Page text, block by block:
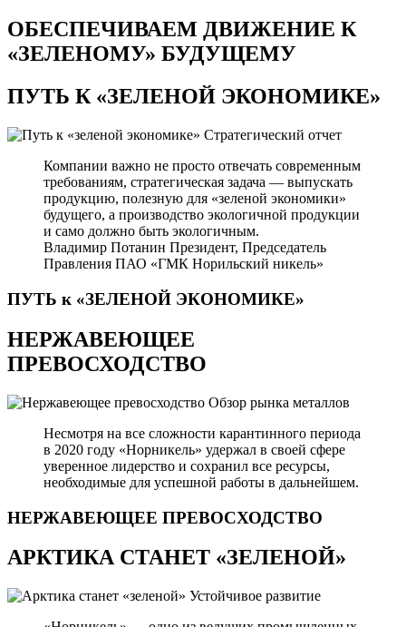
ОБЕСПЕЧИВАЕМ ДВИЖЕНИЕ К
«ЗЕЛЕНОМУ» БУДУЩЕМУ
ПУТЬ К«ЗЕЛЕНОЙ ЭКОНОМИКЕ»
Стратегический отчет
Компании важно не просто отвечать современным
требованиям, стратегическая задача — выпускать
продукцию, полезную для «зеленой экономики»
будущего, а производство экологичной продукции
и само должно быть экологичным.
Владимир Потанин Президент, Председатель
Правления ПАО «ГМК Норильский никель»
ПУТЬ к «ЗЕЛЕНОЙ ЭКОНОМИКЕ»
НЕРЖАВЕЮЩЕЕ
ПРЕВОСХОДСТВО
Обзор рынка металлов
Несмотря на все сложности карантинного периода
в 2020 году «Норникель» удержал в своей сфере
уверенное лидерство и сохранил все ресурсы,
необходимые для успешной работы в дальнейшем.
НЕРЖАВЕЮЩЕЕ ПРЕВОСХОДСТВО
АРКТИКА СТАНЕТ «ЗЕЛЕНОЙ»
Устойчивое развитие